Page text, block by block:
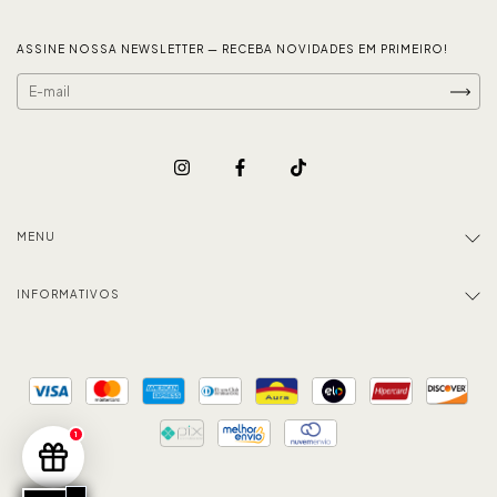
1
ASSINE NOSSA NEWSLETTER — RECEBA NOVIDADES EM PRIMEIRO!
MENU
INFORMATIVOS